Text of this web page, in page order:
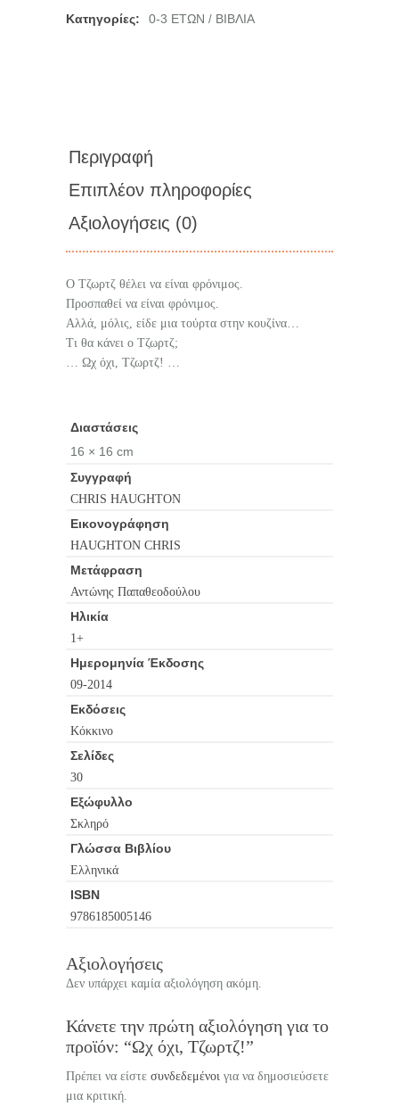
Κατηγορίες: 0-3 ΕΤΩΝ / ΒΙΒΛΙΑ
Περιγραφή
Επιπλέον πληροφορίες
Αξιολογήσεις (0)
Ο Τζωρτζ θέλει να είναι φρόνιμος.
Προσπαθεί να είναι φρόνιμος.
Αλλά, μόλις, είδε μια τούρτα στην κουζίνα…
Τι θα κάνει ο Τζωρτζ;
… Ωχ όχι, Τζωρτζ! …
Διαστάσεις
16 × 16 cm
Συγγραφή
CHRIS HAUGHTON
Εικονογράφηση
HAUGHTON CHRIS
Μετάφραση
Αντώνης Παπαθεοδούλου
Ηλικία
1+
Ημερομηνία Έκδοσης
09-2014
Εκδόσεις
Κόκκινο
Σελίδες
30
Εξώφυλλο
Σκληρό
Γλώσσα Βιβλίου
Ελληνικά
ISBN
9786185005146
Αξιολογήσεις
Δεν υπάρχει καμία αξιολόγηση ακόμη.
Κάνετε την πρώτη αξιολόγηση για το
προϊόν: “Ωχ όχι, Τζωρτζ!”
Πρέπει να είστε συνδεδεμένοι για να δημοσιεύσετε
μια κριτική.